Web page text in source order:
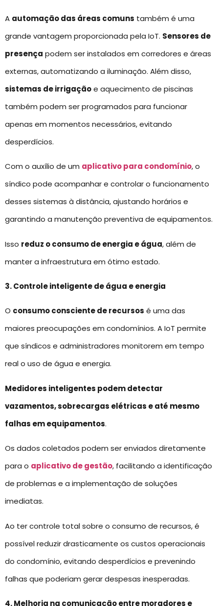
A automação das áreas comuns também é uma
grande vantagem proporcionada pela IoT. Sensores de
presença podem ser instalados em corredores e áreas
externas, automatizando a iluminação. Além disso,
sistemas de irrigaçãoe aquecimento de piscinas
também podem ser programados para funcionar
apenas em momentos necessários, evitando
desperdícios.
Com o auxílio de um aplicativo para condomínio, o
síndico pode acompanhar e controlar o funcionamento
desses sistemas à distância, ajustando horários e
garantindo a manutenção preventiva de equipamentos.
Isso reduz o consumo de energia e água, além de
manter a infraestrutura em ótimo estado.
3. Controle inteligente de água e energia
O consumo consciente de recursos é uma das
maiores preocupações em condomínios. A IoT permite
que síndicos e administradores monitorem em tempo
real o uso de água e energia.
Medidores inteligentes podem detectar
vazamentos, sobrecargas elétricas e até mesmo
falhas em equipamentos.
Os dados coletados podem ser enviados diretamente
para o aplicativo de gestão, facilitando a identificação
de problemas e a implementação de soluções
imediatas.
Ao ter controle total sobre o consumo de recursos, é
possível reduzir drasticamente os custos operacionais
do condomínio, evitando desperdícios e prevenindo
falhas que poderiam gerar despesas inesperadas.
4. Melhoria na comunicação entre moradores e